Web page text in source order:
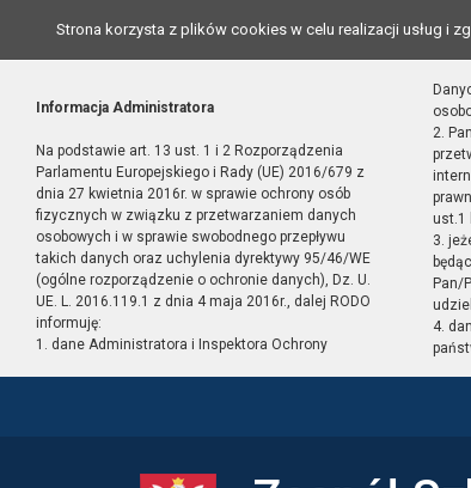
Strona korzysta z plików cookies w celu realizacji usług i
Informacja Administratora
Na podstawie art. 13 ust. 1 i 2 Rozporządzenia
Parlamentu Europejskiego i Rady (UE) 2016/679 z
dnia 27 kwietnia 2016r. w sprawie ochrony osób
fizycznych w związku z przetwarzaniem danych
osobowych i w sprawie swobodnego przepływu
takich danych oraz uchylenia dyrektywy 95/46/WE
(ogólne rozporządzenie o ochronie danych), Dz. U.
UE. L. 2016.119.1 z dnia 4 maja 2016r., dalej RODO
informuję:
1. dane Administratora i Inspektora Ochrony
2.
ust.1
3.
Pan/
4.